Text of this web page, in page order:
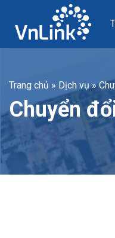
content
Trang chủ » Dịch vụ»
Chuyển